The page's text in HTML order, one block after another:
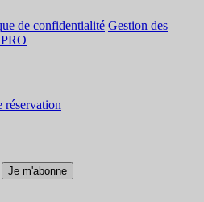
de confidentialité Gestion des
réservation
Je m'abonne